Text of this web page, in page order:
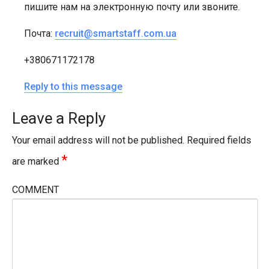
пишите нам на электронную почту или звоните.
Почта: recruit@smartstaff.com.ua
+380671172178
Reply to this message
Leave a Reply
Your email address will not be published. Required fields
are marked *
COMMENT